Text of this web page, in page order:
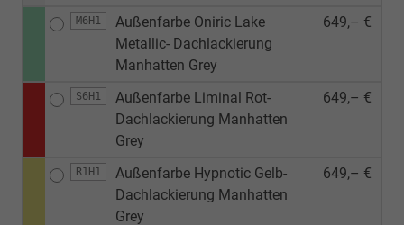
M6H1
Außenfarbe Oniric Lake
Metallic- Dachlackierung
Manhatten Grey
649,– €
S6H1
Außenfarbe Liminal Rot-
Dachlackierung Manhatten
Grey
649,– €
R1H1
Außenfarbe Hypnotic Gelb-
Dachlackierung Manhatten
Grey
649,– €